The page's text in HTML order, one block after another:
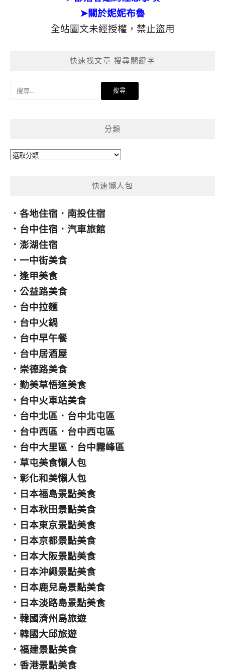
➤關於妮妮布魯
全站圖文未經授權，禁止盜用
快速找文章 搜尋關鍵字
分類
分
快速懶人包
． 各地住宿 ． 南投住宿
． 台中住宿 ． 汽車旅館
． 澎湖住宿
． 一中街美食
． 逢甲美食
． 公益路美食
． 台中拉麵
． 台中火鍋
． 台中早午餐
． 台中居酒屋
． 崇德路美食
． 勤美草悟道美食
． 台中火車站美食
． 台中北區 ． 台中北屯區
． 台中西區 ． 台中西屯區
． 台中大里區 ． 台中霧峰區
． 草屯美食懶人包
． 彰化和美懶人包
． 日本福島景點美食
． 日本秋田景點美食
． 日本東京景點美食
． 日本京都景點美食
． 日本大阪景點美食
． 日本沖繩景點美食
． 日本鹿兒島景點美食
． 日本淡路島景點美食
． 韓國濟州島旅遊
． 韓國大邱旅遊
． 福建景點美食
． 香港景點美食